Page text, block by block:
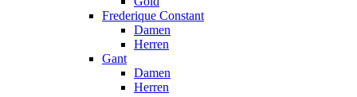
Frederique Constant
Damen
Herren
Gant
Damen
Herren